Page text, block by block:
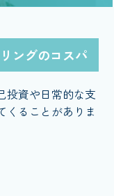
ングのコスパ
投資や日常的な支
くることがありま